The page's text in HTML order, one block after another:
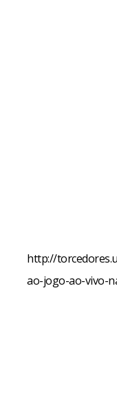
http://
ao-jogo-ao-vivo-